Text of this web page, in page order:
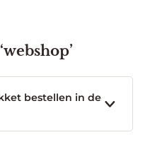
bestellen in de